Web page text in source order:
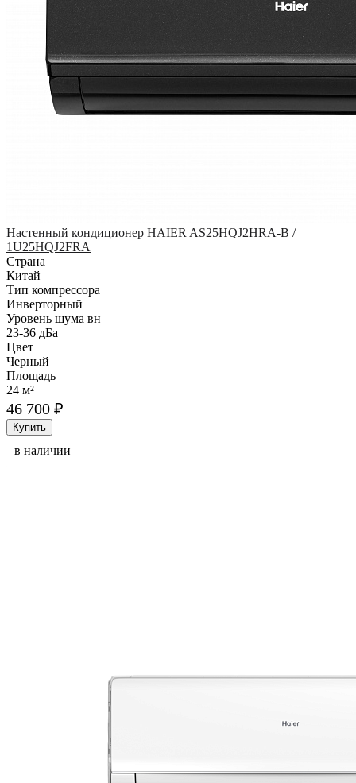
Настенный кондиционер HAIER AS25HQJ2HRA-B /
1U25HQJ2FRA
Страна
Китай
Тип компрессора
Инверторный
Уровень шума вн
23-36 дБа
Цвет
Черный
Площадь
24 м²
46 700 ₽
Купить
в наличии